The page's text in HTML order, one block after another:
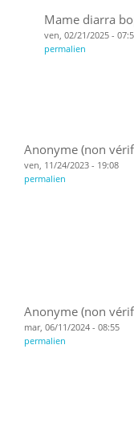
Mame diarra
ven, 02/21/2025 -
permalien
Anonyme (non
ven, 11/24/2023 - 19:08
permalien
Anonyme (non
mar, 06/11/2024 - 08:55
permalien